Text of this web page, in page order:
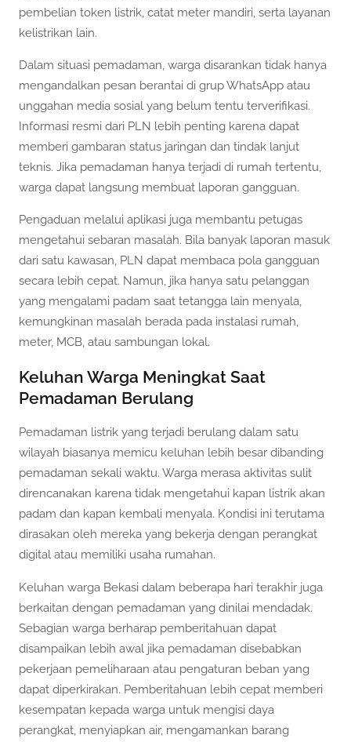
pembelian token listrik, catat meter mandiri, serta layanan
kelistrikan lain.
Dalam situasi pemadaman, warga disarankan tidak hanya
mengandalkan pesan berantai di grup WhatsApp atau
unggahan media sosial yang belum tentu terverifikasi.
Informasi resmi dari PLN lebih penting karena dapat
memberi gambaran status jaringan dan tindak lanjut
teknis. Jika pemadaman hanya terjadi di rumah tertentu,
warga dapat langsung membuat laporan gangguan.
Pengaduan melalui aplikasi juga membantu petugas
mengetahui sebaran masalah. Bila banyak laporan masuk
dari satu kawasan, PLN dapat membaca pola gangguan
secara lebih cepat. Namun, jika hanya satu pelanggan
yang mengalami padam saat tetangga lain menyala,
kemungkinan masalah berada pada instalasi rumah,
meter, MCB, atau sambungan lokal.
Keluhan Warga Meningkat Saat
Pemadaman Berulang
Pemadaman listrik yang terjadi berulang dalam satu
wilayah biasanya memicu keluhan lebih besar dibanding
pemadaman sekali waktu. Warga merasa aktivitas sulit
direncanakan karena tidak mengetahui kapan listrik akan
padam dan kapan kembali menyala. Kondisi ini terutama
dirasakan oleh mereka yang bekerja dengan perangkat
digital atau memiliki usaha rumahan.
Keluhan warga Bekasi dalam beberapa hari terakhir juga
berkaitan dengan pemadaman yang dinilai mendadak.
Sebagian warga berharap pemberitahuan dapat
disampaikan lebih awal jika pemadaman disebabkan
pekerjaan pemeliharaan atau pengaturan beban yang
dapat diperkirakan. Pemberitahuan lebih cepat memberi
kesempatan kepada warga untuk mengisi daya
perangkat, menyiapkan air, mengamankan barang